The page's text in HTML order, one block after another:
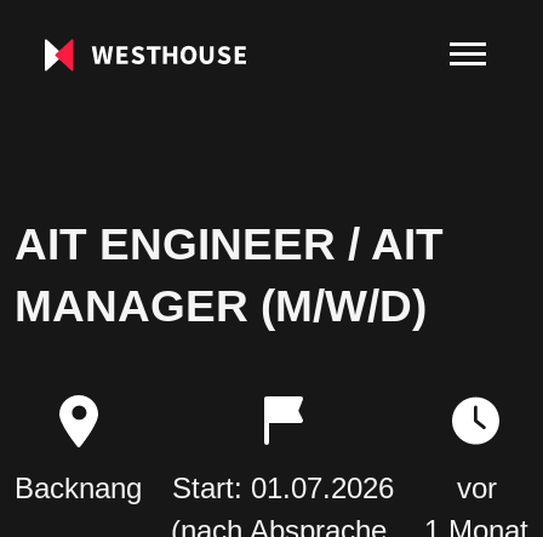
AIT ENGINEER / AIT
MANAGER (M/W/D)
Backnang
Start: 01.07.2026
(nach Absprache,
vor
1 Monat